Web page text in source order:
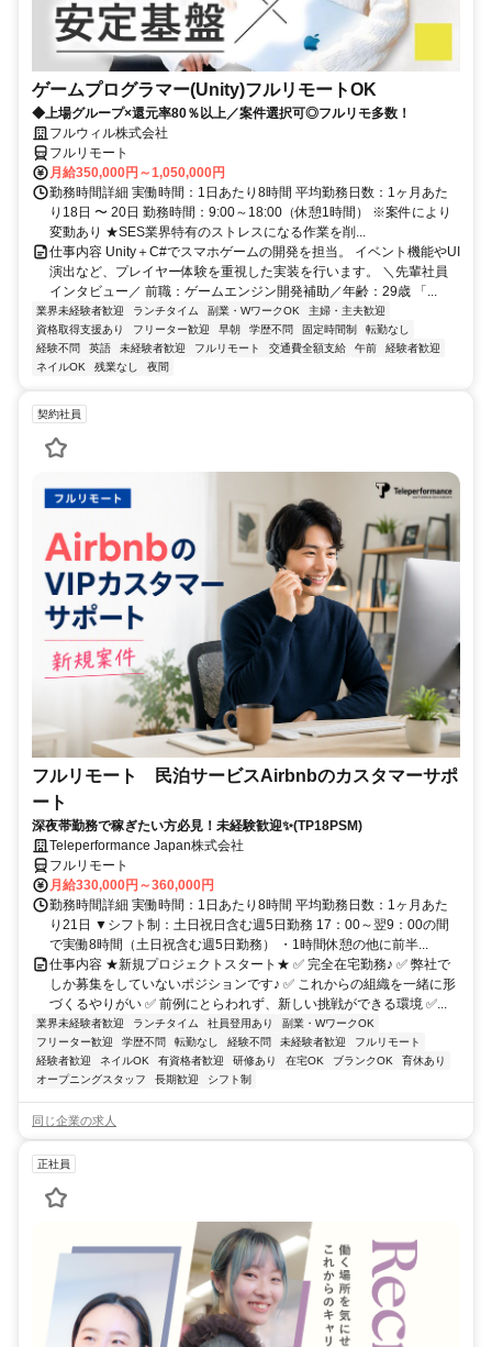
ゲームプログラマー(Unity)フルリモートOK
◆上場グループ×還元率80％以上／案件選択可◎フルリモ多数！
フルウィル株式会社
フルリモート
月給350,000円～1,050,000円
勤務時間詳細 実働時間：1日あたり8時間 平均勤務日数：1ヶ月あた
り18日 〜 20日 勤務時間：9:00～18:00（休憩1時間） ※案件により
変動あり ★SES業界特有のストレスになる作業を削...
仕事内容 Unity＋C#でスマホゲームの開発を担当。 イベント機能やUI
演出など、プレイヤー体験を重視した実装を行います。 ＼先輩社員
インタビュー／ 前職：ゲームエンジン開発補助／年齢：29歳 「...
業界未経験者歓迎 ランチタイム 副業・WワークOK
主婦・主夫歓迎
資格取得支援あり
フリーター歓迎 早朝 学歴不問 固定時間制
転勤なし
経験不問
英語 未経験者歓迎 フルリモート 交通費全額支給 午前
経験者歓迎
ネイルOK
残業なし 夜間
契約社員
フルリモート 民泊サービスAirbnbのカスタマーサポ
ート
深夜帯勤務で稼ぎたい方必見！未経験歓迎✨(TP18PSM)
Teleperformance Japan株式会社
フルリモート
月給330,000円～360,000円
勤務時間詳細 実働時間：1日あたり8時間 平均勤務日数：1ヶ月あた
り21日 ▼シフト制：土日祝日含む週5日勤務 17：00～翌9：00の間
で実働8時間（土日祝含む週5日勤務） ・1時間休憩の他に前半...
仕事内容 ★新規プロジェクトスタート★ ✅ 完全在宅勤務♪ ✅ 弊社で
しか募集をしていないポジションです♪ ✅ これからの組織を一緒に形
づくるやりがい ✅ 前例にとらわれず、新しい挑戦ができる環境 ✅...
業界未経験者歓迎 ランチタイム 社員登用あり
副業・WワークOK
フリーター歓迎
学歴不問 転勤なし 経験不問 未経験者歓迎
フルリモート
経験者歓迎
ネイルOK 有資格者歓迎 研修あり 在宅OK ブランクOK
育休あり
オープニングスタッフ
長期歓迎 シフト制
同じ企業の求人
正社員